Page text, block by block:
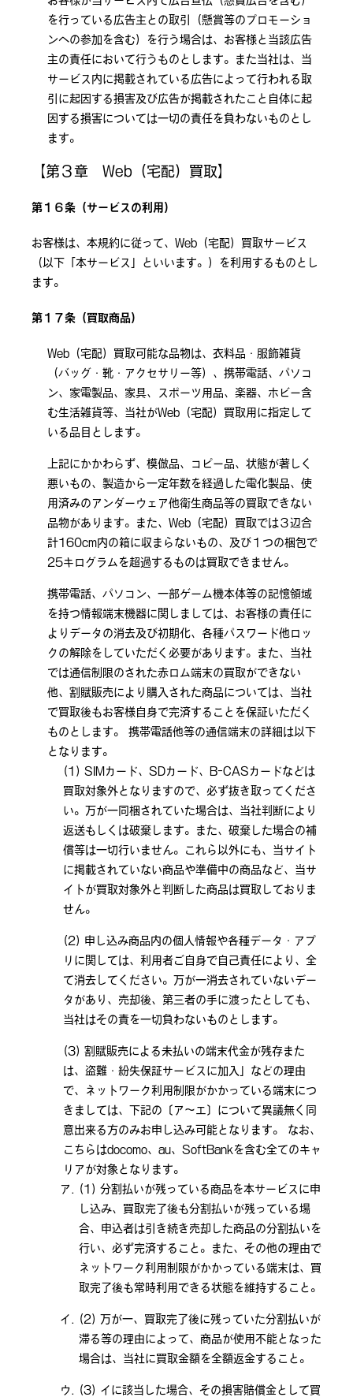
を行っている広告主との取引（懸賞等のプロモーショ
ンへの参加を含む）を行う場合は、お客様と当該広告
主の責任において行うものとします。また当社は、当
サービス内に掲載されている広告によって行われる取
引に起因する損害及び広告が掲載されたこと自体に起
因する損害については一切の責任を負わないものとし
ます。
【第３章 Web（宅配）買取】
第１６条（サービスの利用）
お客様は、本規約に従って、Web（宅配）買取サービス
（以下「本サービス」といいます。）を利用するものとし
ます。
第１７条（買取商品）
Web（宅配）買取可能な品物は、衣料品・服飾雑貨
（バッグ・靴・アクセサリー等）、携帯電話、パソコ
ン、家電製品、家具、スポーツ用品、楽器、ホビー含
む生活雑貨等、当社がWeb（宅配）買取用に指定して
いる品目とします。
上記にかかわらず、模倣品、コピー品、状態が著しく
悪いもの、製造から一定年数を経過した電化製品、使
用済みのアンダーウェア他衛生商品等の買取できない
品物があります。また、Web（宅配）買取では３辺合
計160cm内の箱に収まらないもの、及び１つの梱包で
25キログラムを超過するものは買取できません。
携帯電話、パソコン、一部ゲーム機本体等の記憶領域
を持つ情報端末機器に関しましては、お客様の責任に
よりデータの消去及び初期化、各種パスワード他ロッ
クの解除をしていただく必要があります。また、当社
では通信制限のされた赤ロム端末の買取ができない
他、割賦販売により購入された商品については、当社
で買取後もお客様自身で完済することを保証いただく
ものとします。 携帯電話他等の通信端末の詳細は以下
となります。
SIMカード、SDカード、B-CASカードなどは
買取対象外となりますので、必ず抜き取ってくださ
い。万が一同梱されていた場合は、当社判断により
返送もしくは破棄します。また、破棄した場合の補
償等は一切行いません。これら以外にも、当サイト
に掲載されていない商品や準備中の商品など、当サ
イトが買取対象外と判断した商品は買取しておりま
せん。
申し込み商品内の個人情報や各種データ・アプ
リに関しては、利用者ご自身で自己責任により、全
て消去してください。万が一消去されていないデー
タがあり、売却後、第三者の手に渡ったとしても、
当社はその責を一切負わないものとします。
割賦販売による未払いの端末代金が残存また
は、盗難・紛失保証サービスに加入」などの理由
で、ネットワーク利用制限がかかっている端末につ
きましては、下記の〔ア～エ〕について異議無く同
意出来る方のみお申し込み可能となります。 なお、
こちらはdocomo、au、SoftBankを含む全てのキャ
リアが対象となります。
分割払いが残っている商品を本サービスに申
し込み、買取完了後も分割払いが残っている場
合、申込者は引き続き売却した商品の分割払いを
行い、必ず完済すること。また、その他の理由で
ネットワーク利用制限がかかっている端末は、買
取完了後も常時利用できる状態を維持すること。
万が一、買取完了後に残っていた分割払いが
滞る等の理由によって、商品が使用不能となった
場合は、当社に買取金額を全額返金すること。
イに該当した場合、その損害賠償金として買